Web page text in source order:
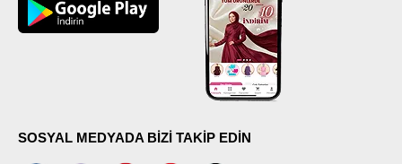
SOSYAL MEDYADA BİZİ TAKİP EDİN